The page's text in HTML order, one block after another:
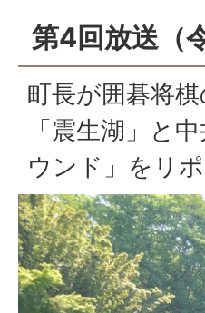
第4回放送（
町長が囲碁将
「震生湖」と
ウンド」をリ